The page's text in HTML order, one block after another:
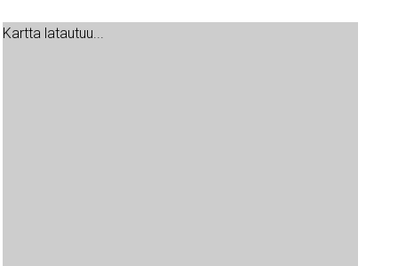
Kartta latautuu...